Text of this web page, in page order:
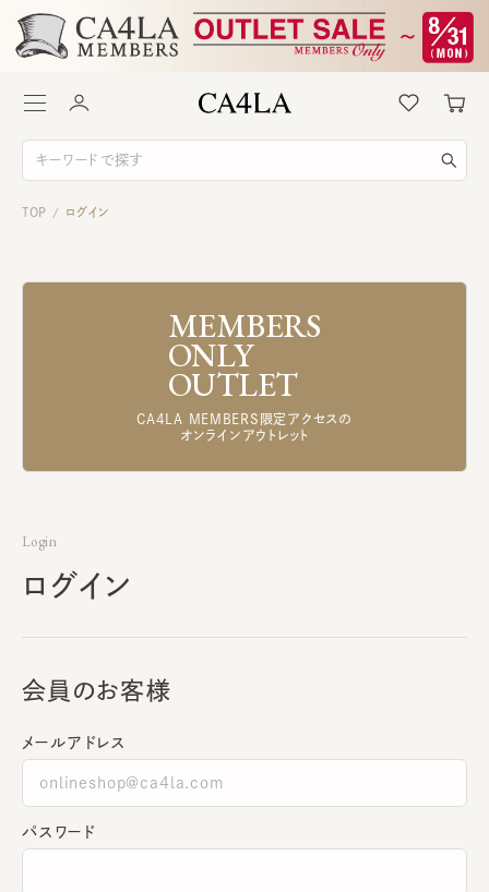
TOP / ログイン
MEMBERS
ONLY
OUTLET
CA4LA MEMBERS限定アクセスの
オンラインアウトレット
Login
ログイン
会員のお客様
メールアドレス
パスワード